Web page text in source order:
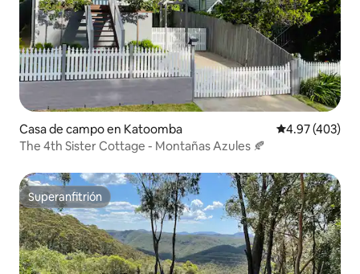
Casa de campo en Katoomba Calificación
4.97 (403)
The 4th Sister Cottage - Montañas Azules 🍂
Superanfitrión
Superanfitrión